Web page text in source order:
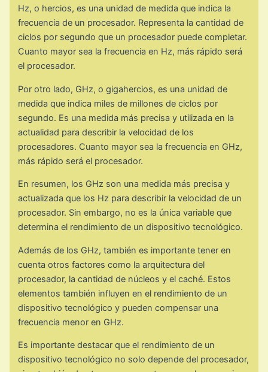
Hz, o hercios, es una unidad de medida que indica la
frecuencia de un procesador. Representa la cantidad de
ciclos por segundo que un procesador puede completar.
Cuanto mayor sea la frecuencia en Hz, más rápido será
el procesador.
Por otro lado, GHz, o gigahercios, es una unidad de
medida que indica miles de millones de ciclos por
segundo. Es una medida más precisa y utilizada en la
actualidad para describir la velocidad de los
procesadores. Cuanto mayor sea la frecuencia en GHz,
más rápido será el procesador.
En resumen, los GHz son una medida más precisa y
actualizada que los Hz para describir la velocidad de un
procesador. Sin embargo, no es la única variable que
determina el rendimiento de un dispositivo tecnológico.
Además de los GHz, también es importante tener en
cuenta otros factores como la arquitectura del
procesador, la cantidad de núcleos y el caché. Estos
elementos también influyen en el rendimiento de un
dispositivo tecnológico y pueden compensar una
frecuencia menor en GHz.
Es importante destacar que el rendimiento de un
dispositivo tecnológico no solo depende del procesador,